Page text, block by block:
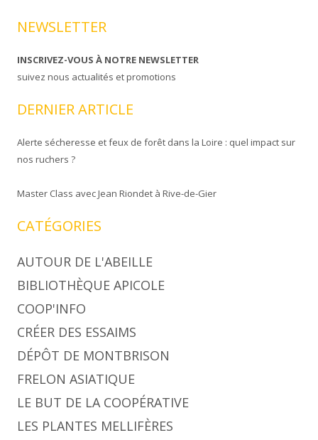
NEWSLETTER
INSCRIVEZ-VOUS À NOTRE NEWSLETTER
suivez nous actualités et promotions
DERNIER ARTICLE
Alerte sécheresse et feux de forêt dans la Loire : quel impact sur
nos ruchers ?
Master Class avec Jean Riondet à Rive-de-Gier
CATÉGORIES
AUTOUR DE L'ABEILLE
BIBLIOTHÈQUE APICOLE
COOP'INFO
CRÉER DES ESSAIMS
DÉPÔT DE MONTBRISON
FRELON ASIATIQUE
LE BUT DE LA COOPÉRATIVE
LES PLANTES MELLIFÈRES